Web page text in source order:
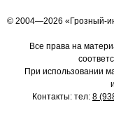
© 2004—2026 «Грозный-
Все права на
При использовании
Контакты: тел: 8